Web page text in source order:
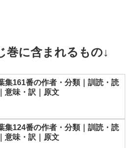
巻に含まれるもの↓
集161番の作者・分類｜訓読・読
意味・訳｜原文
集124番の作者・分類｜訓読・読
意味・訳｜原文